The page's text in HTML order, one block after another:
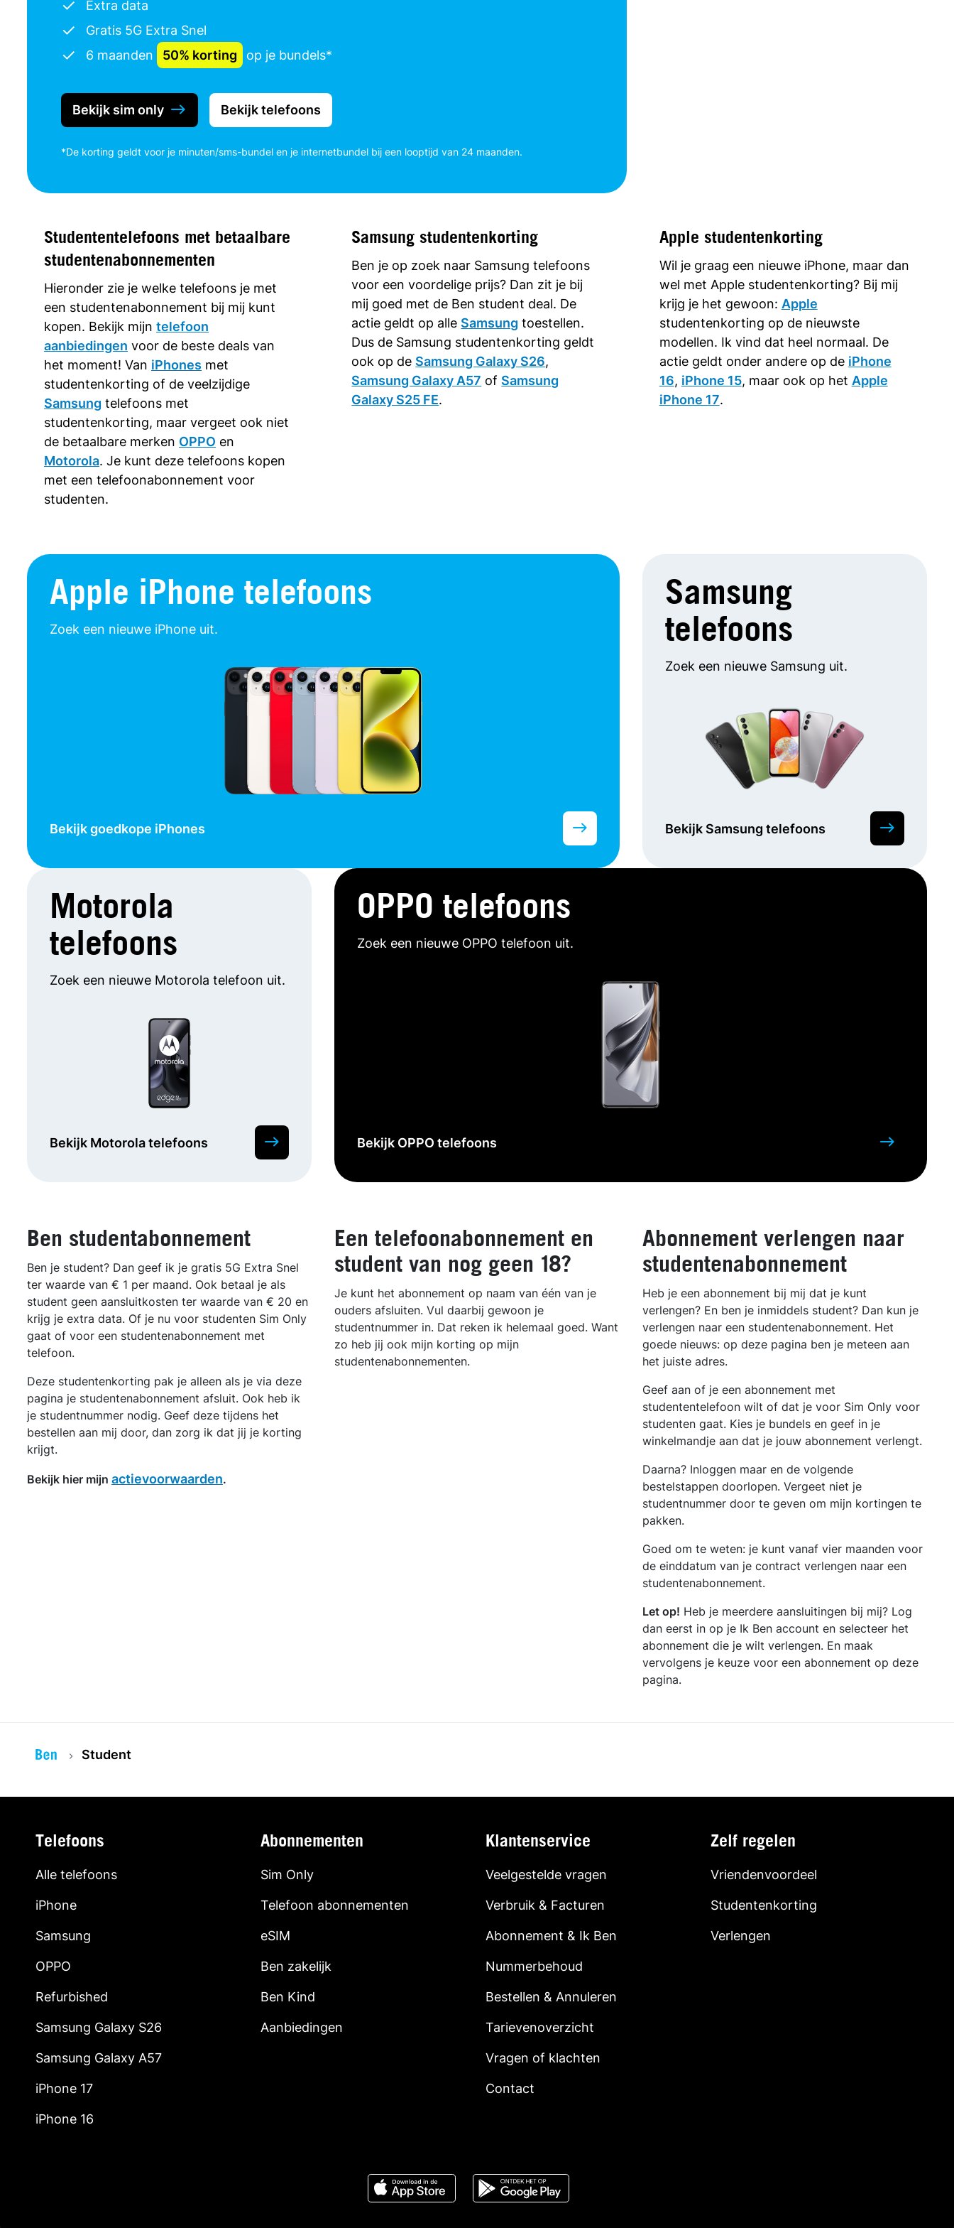
Extra data
Gratis 5G Extra Snel
6 maanden
50% korting op je bundels*
Bekijk sim only Bekijk telefoons
*De korting geldt voor je minuten/sms-bundel en je internetbundel bij een looptijd van 24 maanden.
Studententelefoons met betaalbare
studentenabonnementen
Hieronder zie je welke telefoons je met
een studentenabonnement bij mij kunt
kopen. Bekijk mijn telefoon
aanbiedingen voor de beste deals van
het moment! Van iPhones met
studentenkorting of de veelzijdige
Samsung telefoons met
studentenkorting, maar vergeet ook niet
de betaalbare merken OPPO en
Motorola. Je kunt deze telefoons kopen
met een telefoonabonnement voor
studenten.
Samsung studentenkorting
Ben je op zoek naar Samsung telefoons
voor een voordelige prijs? Dan zit je bij
mij goed met de Ben student deal. De
actie geldt op alleSamsung toestellen.
Dus de Samsung studentenkorting geldt
ook op deSamsung Galaxy S26,
Samsung Galaxy A57 ofSamsung
Galaxy S25 FE.
Apple studentenkorting
Wil je graag een nieuwe iPhone, maar dan
wel met Apple studentenkorting? Bij mij
krijg je het gewoon: Apple
studentenkorting op de nieuwste
modellen. Ik vind dat heel normaal. De
actie geldt onder andere op de iPhone
16, iPhone 15, maar ook op het Apple
iPhone 17.
Apple iPhone telefoons
Zoek een nieuwe iPhone uit.
Bekijk goedkope iPhones
Samsung
telefoons
Zoek een nieuwe Samsung uit.
Bekijk Samsung telefoons
Motorola
telefoons
Zoek een nieuwe Motorola telefoon uit.
Bekijk Motorola telefoons
OPPO telefoons
Zoek een nieuwe OPPO telefoon uit.
Bekijk OPPO telefoons
Ben studentabonnement
Ben je student? Dan geef ik je gratis 5G Extra Snel
ter waarde van € 1 per maand. Ook betaal je als
student geen aansluitkosten ter waarde van € 20 en
krijg je extra data. Of je nu voor studenten Sim Only
gaat of voor een studentenabonnement met
telefoon.
Deze studentenkorting pak je alleen als je via deze
pagina je studentenabonnement afsluit. Ook heb ik
je studentnummer nodig. Geef deze tijdens het
bestellen aan mij door, dan zorg ik dat jij je korting
krijgt.
Bekijk hier mijn actievoorwaarden.
Een telefoonabonnement en
student van nog geen 18?
Je kunt het abonnement op naam van één van je
ouders afsluiten. Vul daarbij gewoon je
studentnummer in. Dat reken ik helemaal goed. Want
zo heb jij ook mijn korting op mijn
studentenabonnementen.
Abonnement verlengen naar
studentenabonnement
Heb je een abonnement bij mij dat je kunt
verlengen? En ben je inmiddels student? Dan kun je
verlengen naar een studentenabonnement. Het
goede nieuws: op deze pagina ben je meteen aan
het juiste adres.
Geef aan of je een abonnement met
studententelefoon wilt of dat je voor Sim Only voor
studenten gaat. Kies je bundels en geef in je
winkelmandje aan dat je jouw abonnement verlengt.
Daarna? Inloggen maar en de volgende
bestelstappen doorlopen. Vergeet niet je
studentnummer door te geven om mijn kortingen te
pakken.
Goed om te weten: je kunt vanaf vier maanden voor
de einddatum van je contract verlengen naar een
studentenabonnement.
Let op! Heb je meerdere aansluitingen bij mij? Log
dan eerst in op je Ik Ben account en selecteer het
abonnement die je wilt verlengen. En maak
vervolgens je keuze voor een abonnement op deze
pagina.
Student
Telefoons
Alle telefoons
iPhone
Samsung
OPPO
Refurbished
Samsung Galaxy S26
Samsung Galaxy A57
iPhone 17
iPhone 16
Abonnementen
Sim Only
Telefoon abonnementen
eSIM
Ben zakelijk
Ben Kind
Aanbiedingen
Klantenservice
Veelgestelde vragen
Verbruik & Facturen
Abonnement & Ik Ben
Nummerbehoud
Bestellen & Annuleren
Tarievenoverzicht
Vragen of klachten
Contact
Zelf regelen
Vriendenvoordeel
Studentenkorting
Verlengen